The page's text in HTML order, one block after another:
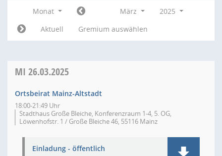
Monat März
2025
Aktuell
Gremium auswählen
MI 26.03.2025
Ortsbeirat Mainz-Altstadt
18:00-21:49 Uhr
Stadthaus Große Bleiche, Konferenzraum 1-4, 5. OG,
Löwenhofstr. 1 / Große Bleiche 46, 55116 Mainz
Einladung - öffentlich